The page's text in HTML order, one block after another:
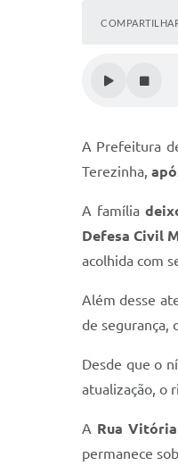
A Prefeitura
Terezinha,
A família
Defesa Civil
acolhida com
Além desse
de segurança,
Desde que o
atualização, o
A Rua
permanece sob